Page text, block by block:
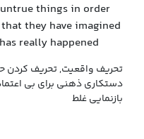
things in order
they have imagined
really happened
تحریف واقعیت, تحریف کردن
دستکاری ذهنی برای بی
بازنمایی غلط